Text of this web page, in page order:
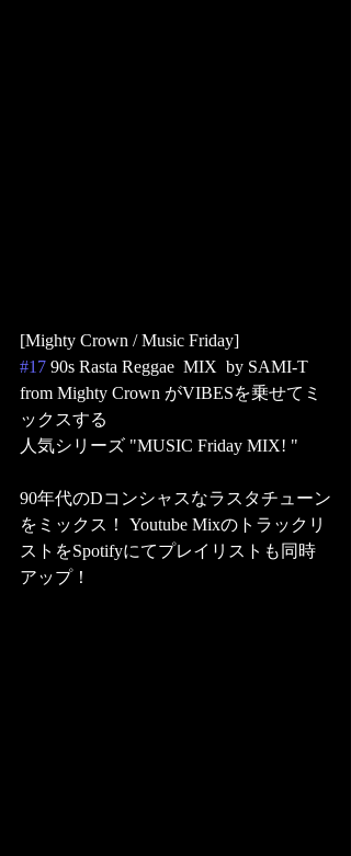
[Mighty Crown / Music Friday]
#17 90s Rasta Reggae  MIX  by SAMI-T
from Mighty Crown がVIBESを乗せてミ
ックスする
人気シリーズ "MUSIC Friday MIX! "
90年代のDコンシャスなラスタチューン
をミックス！ Youtube Mixのトラックリ
ストをSpotifyにてプレイリストも同時
アップ！